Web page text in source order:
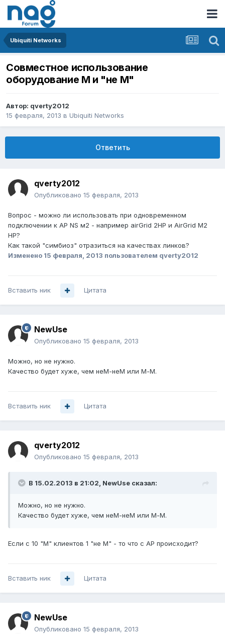
Ubiquiti Networks
Совместное использование
оборудование М и "не М"
Автор: qverty2012
15 февраля, 2013 в Ubiquiti Networks
Ответить
qverty2012
Опубликовано 15 февраля, 2013
Вопрос - можно ли использовать при одновременном
подключении к AP NS м2 - например airGrid 2HP и AirGrid M2
HP?
Как такой "симбиоз" отразиться на качествах линков?
Изменено 15 февраля, 2013 пользователем qverty2012
Вставить ник Цитата
NewUse
Опубликовано 15 февраля, 2013
Можно, но не нужно.
Качество будет хуже, чем неМ-неМ или М-М.
Вставить ник Цитата
qverty2012
Опубликовано 15 февраля, 2013
В 15.02.2013 в 21:02, NewUse сказал:
Можно, но не нужно.
Качество будет хуже, чем неМ-неМ или М-М.
Если с 10 "М" клиентов 1 "не М" - то что с AP происходит?
Вставить ник Цитата
NewUse
Опубликовано 15 февраля, 2013